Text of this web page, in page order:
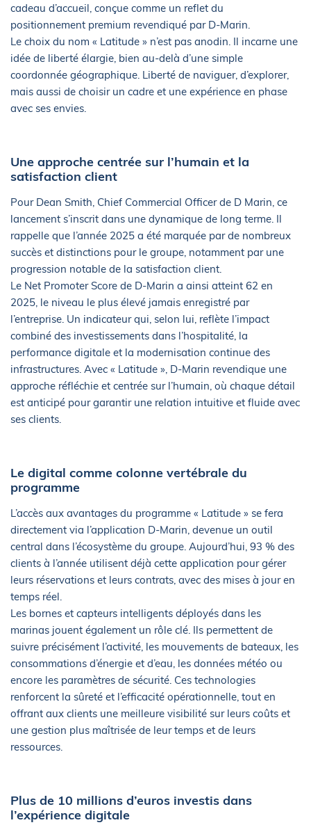
cadeau d’accueil, conçue comme un reflet du
positionnement premium revendiqué par D-Marin.
Le choix du nom « Latitude » n’est pas anodin. Il incarne une
idée de liberté élargie, bien au-delà d’une simple
coordonnée géographique. Liberté de naviguer, d’explorer,
mais aussi de choisir un cadre et une expérience en phase
avec ses envies.
Une approche centrée sur l’humain et la
satisfaction client
Pour Dean Smith, Chief Commercial Officer de D Marin, ce
lancement s’inscrit dans une dynamique de long terme. Il
rappelle que l’année 2025 a été marquée par de nombreux
succès et distinctions pour le groupe, notamment par une
progression notable de la satisfaction client.
Le Net Promoter Score de D-Marin a ainsi atteint 62 en
2025, le niveau le plus élevé jamais enregistré par
l’entreprise. Un indicateur qui, selon lui, reflète l’impact
combiné des investissements dans l’hospitalité, la
performance digitale et la modernisation continue des
infrastructures. Avec « Latitude », D-Marin revendique une
approche réfléchie et centrée sur l’humain, où chaque détail
est anticipé pour garantir une relation intuitive et fluide avec
ses clients.
Le digital comme colonne vertébrale du
programme
L’accès aux avantages du programme « Latitude » se fera
directement via l’application D-Marin, devenue un outil
central dans l’écosystème du groupe. Aujourd’hui, 93 % des
clients à l’année utilisent déjà cette application pour gérer
leurs réservations et leurs contrats, avec des mises à jour en
temps réel.
Les bornes et capteurs intelligents déployés dans les
marinas jouent également un rôle clé. Ils permettent de
suivre précisément l’activité, les mouvements de bateaux, les
consommations d’énergie et d’eau, les données météo ou
encore les paramètres de sécurité. Ces technologies
renforcent la sûreté et l’efficacité opérationnelle, tout en
offrant aux clients une meilleure visibilité sur leurs coûts et
une gestion plus maîtrisée de leur temps et de leurs
ressources.
Plus de 10 millions d’euros investis dans
l’expérience digitale